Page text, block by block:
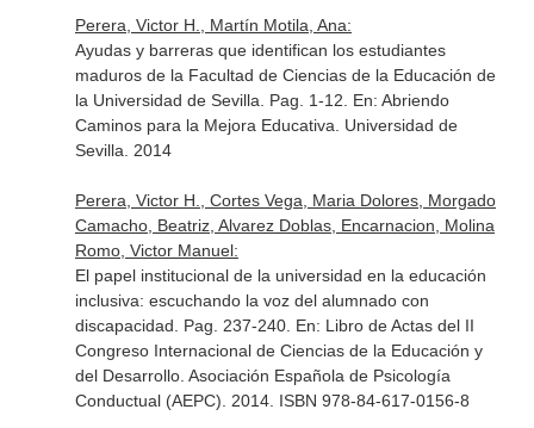
Perera, Victor H., Martín Motila, Ana:
Ayudas y barreras que identifican los estudiantes
maduros de la Facultad de Ciencias de la Educación de
la Universidad de Sevilla. Pag. 1-12. En: Abriendo
Caminos para la Mejora Educativa . Universidad de
Sevilla. 2014
Perera, Victor H., Cortes Vega, Maria Dolores, Morgado
Camacho, Beatriz, Alvarez Doblas, Encarnacion, Molina
Romo, Victor Manuel:
El papel institucional de la universidad en la educación
inclusiva: escuchando la voz del alumnado con
discapacidad. Pag. 237-240. En: Libro de Actas del II
Congreso Internacional de Ciencias de la Educación y
del Desarrollo. Asociación Española de Psicología
Conductual (AEPC). 2014. ISBN 978-84-617-0156-8